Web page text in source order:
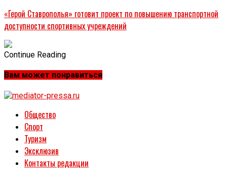
«Герой Ставрополья» готовит проект по повышению транспортной
доступности спортивных учреждений
Continue Reading
Вам может понравиться
Общество
Спорт
Туризм
Эксклюзив
Контакты редакции